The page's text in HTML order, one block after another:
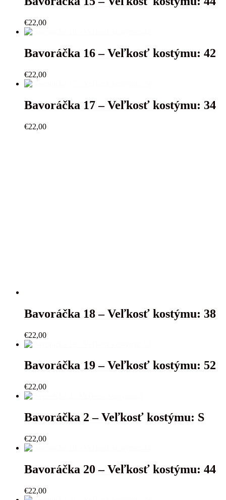
€22,00
Bavoráčka 16 – Veľkosť kostýmu: 42
€22,00
Bavoráčka 17 – Veľkosť kostýmu: 34
€22,00
Bavoráčka 18 – Veľkosť kostýmu: 38
€22,00
Bavoráčka 19 – Veľkosť kostýmu: 52
€22,00
Bavoráčka 2 – Veľkosť kostýmu: S
€22,00
Bavoráčka 20 – Veľkosť kostýmu: 44
€22,00